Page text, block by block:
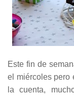
Este fin de
el miércoles pero
la cuenta,